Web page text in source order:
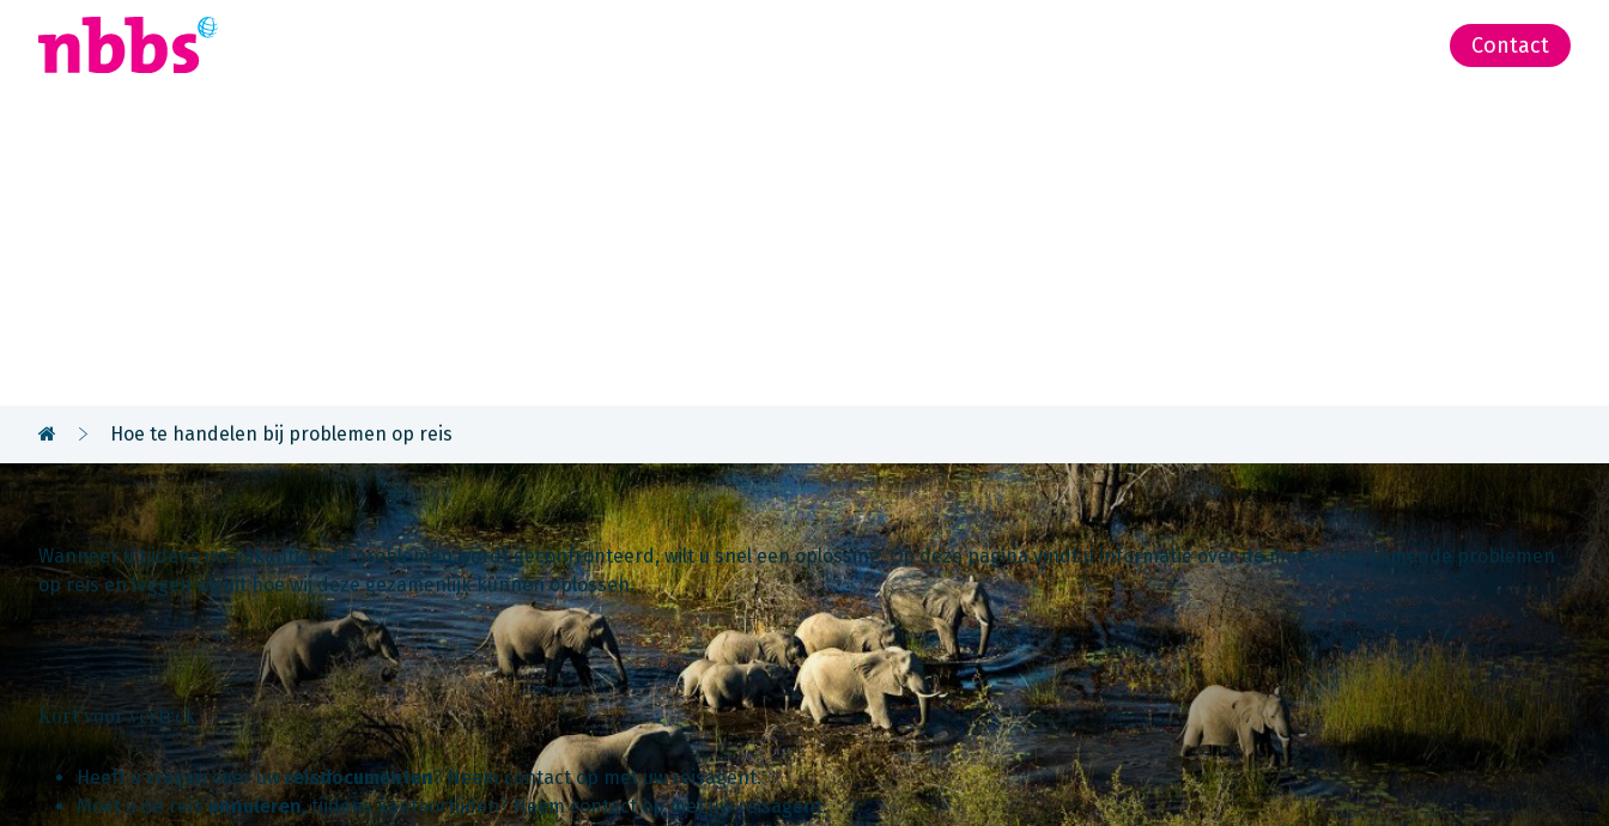
Contact
Hoe te handelen bij problemen op reis
Wanneer u tijdens uw vakantie met problemen wordt geconfronteerd, wilt u snel een oplossing. Op deze pagina vindt u informatie over de meest voorkomende problemen
op reis en leggen wij uit hoe wij deze gezamenlijk kunnen oplossen.
Kort voor vertrek
Heeft u vragen over uwreisdocumenten? Neem contact op met uw reisagent.
Moet u de reisannuleren, tijdens kantoortijden? Neem contact op met uw reisagent.